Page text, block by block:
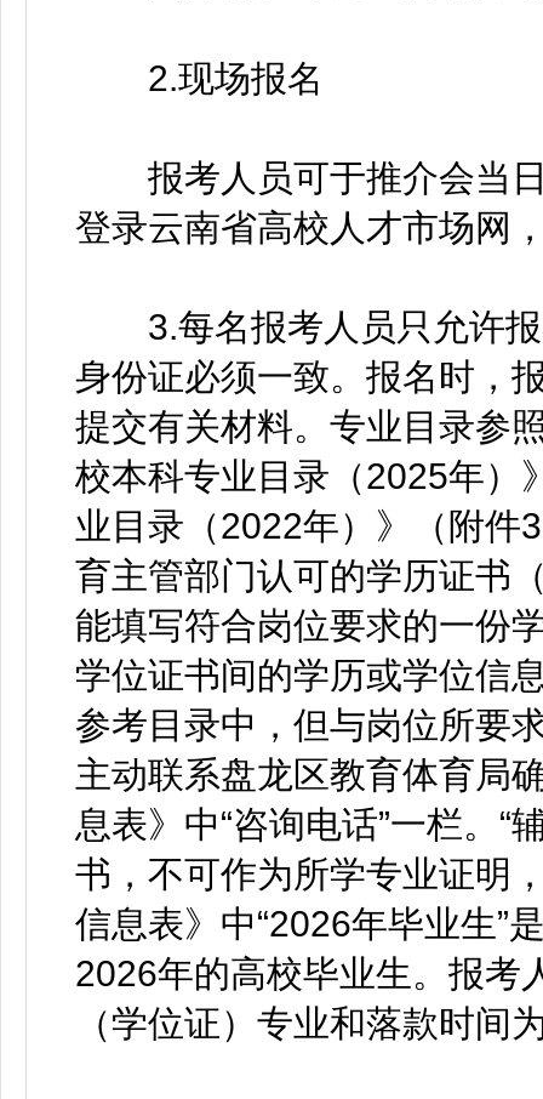
2.现场报名
报考人员可于推介会当日
登录云南省高校人才市场网
3.每名报考人员只允许报
身份证必须一致。报名时，
提交有关材料。专业目录参
校本科专业目录（2025年）
业目录（2022年）》（附件
育主管部门认可的学历证书
能填写符合岗位要求的一份
学位证书间的学历或学位信
参考目录中，但与岗位所要
主动联系盘龙区教育体育局
息表》中“咨询电话”一栏。“
书，不可作为所学专业证明
信息表》中“2026年毕业生”
2026年的高校毕业生。报考
（学位证）专业和落款时间